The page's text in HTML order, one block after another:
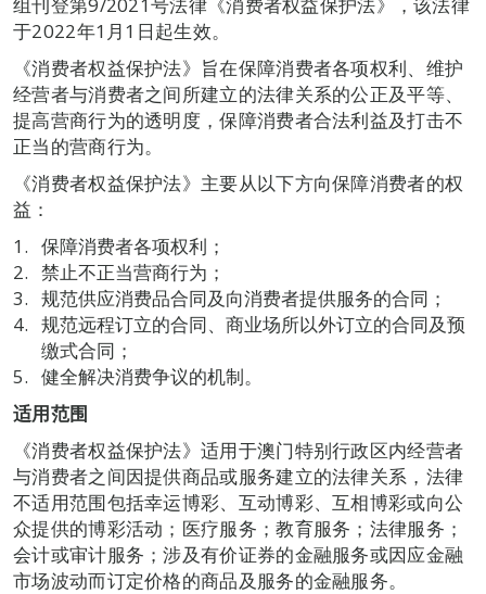
于2022年1月1日起生效。
《消费者权益保护法》旨在保障消费者各项权利、维护
经营者与消费者之间所建立的法律关系的公正及平等、
提高营商行为的透明度，保障消费者合法利益及打击不
正当的营商行为。
《消费者权益保护法》主要从以下方向保障消费者的权
益：
保障消费者各项权利；
禁止不正当营商行为；
规范供应消费品合同及向消费者提供服务的合同；
规范远程订立的合同、商业场所以外订立的合同及预
缴式合同；
健全解决消费争议的机制。
适用范围
《消费者权益保护法》适用于澳门特别行政区内经营者
与消费者之间因提供商品或服务建立的法律关系，法律
不适用范围包括幸运博彩、互动博彩、互相博彩或向公
众提供的博彩活动；医疗服务；教育服务；法律服务；
会计或审计服务；涉及有价证券的金融服务或因应金融
市场波动而订定价格的商品及服务的金融服务。